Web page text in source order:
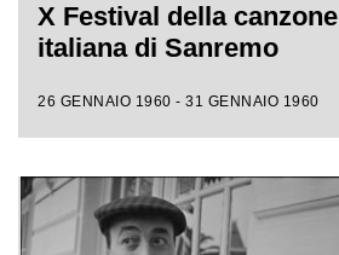
X Festival della canzone
italiana di Sanremo
26 GENNAIO 1960 - 31 GENNAIO 1960